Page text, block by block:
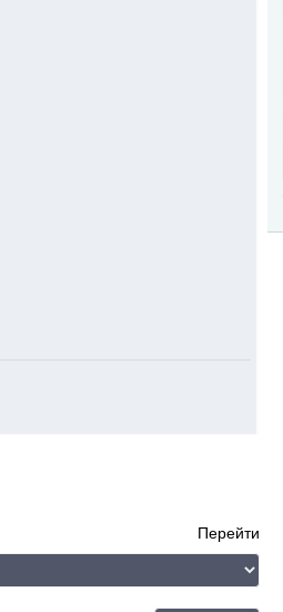
Перейти